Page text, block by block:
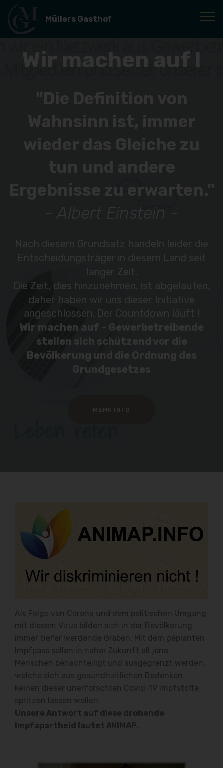
Müllers Gasthof
Wir machen auf !
Ergebnisse zu erwarten."
- Albert Einstein -
langer Zeit.
Die Zeit, dies hinzunehmen, ist abgelaufen,
daher haben wir uns dieser Initiative
angeschlossen. Der Countdown läuft !
Wir machen auf – Gewerbetreibende
stellen sich schützend vor die
Bevölkerung und die Ordnung des
Grundgesetzes
MEHR INFO
Als Folge von Corona und dem politischen Umgang
mit diesem Virus bilden sich in der Bevölkerung
immer tiefer werdende Gräben. Mit dem geplanten
Impfpass sollen in naher Zukunft all jene
Menschen benachteiligt und ausgegrenzt werden,
welche sich aus gesundheitlichen Bedenken
keinen dieser unerforschten Covid-19 Impfstoffe
spritzen lassen wollen.
Unsere Antwort auf diese drohende
Impfapartheid lautet ANIMAP.